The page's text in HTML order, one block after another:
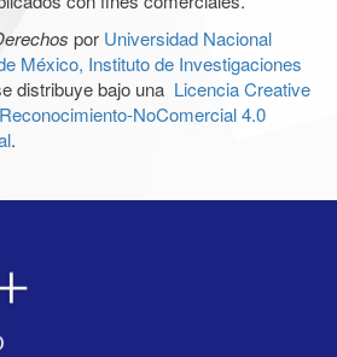
por Universidad Nacional
México, Instituto de Investigaciones
distribuye bajo una Licencia Creative
NoComercial 4.0
.